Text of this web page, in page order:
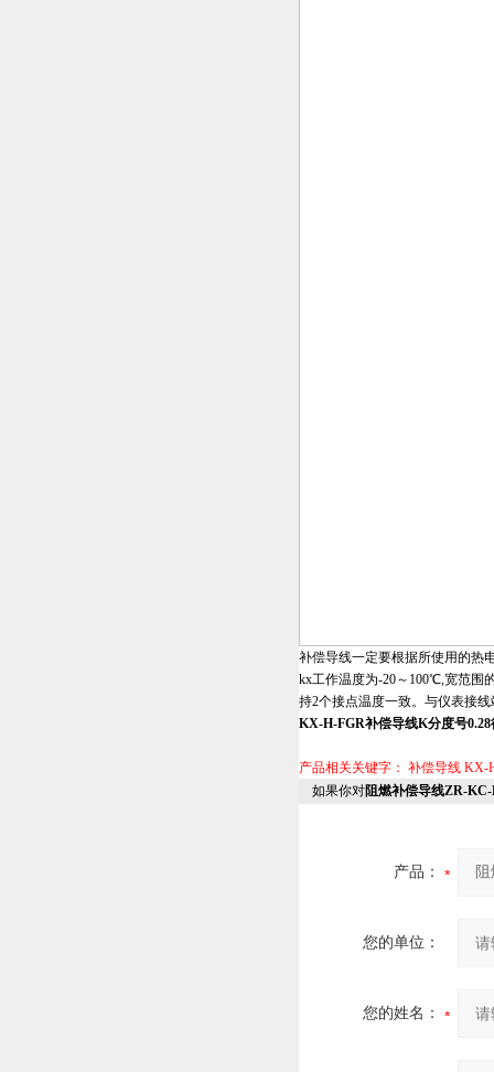
补偿导线一定要根据所使用的热
kx工作温度为-20～100℃,宽范
持2个接点温度一致。与仪表接
KX-H-FGR补偿导线K分度号0.28
产品相关关键字： 补偿导线 KX-
如果你对阻燃补偿导线ZR-
产品：
您的单位：
您的姓名：